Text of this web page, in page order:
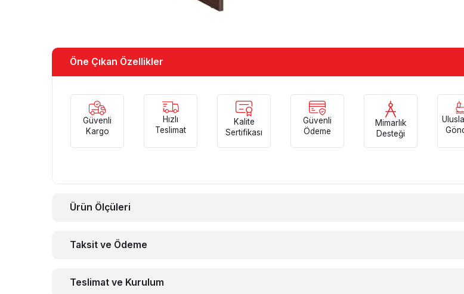
Öne Çıkan Özellikler
Güvenli
Kargo
Hızlı
Teslimat
Kalite
Sertifikası
Güvenli
Ödeme
Mimarlık
Desteği
Ürün Ölçüleri
Taksit ve Ödeme
Teslimat ve Kurulum